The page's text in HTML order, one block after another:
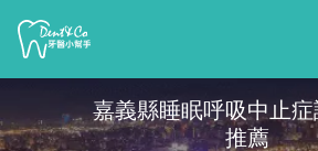
嘉義縣睡眠呼吸中止
推薦